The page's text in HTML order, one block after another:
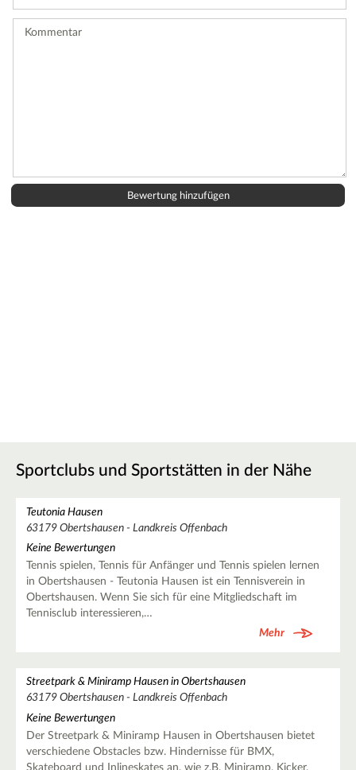
Sportclubs und Sportstätten in der Nähe
Teutonia Hausen
63179 Obertshausen - Landkreis Offenbach
Keine Bewertungen
Tennis spielen, Tennis für Anfänger und Tennis spielen lernen
in Obertshausen - Teutonia Hausen ist ein Tennisverein in
Obertshausen. Wenn Sie sich für eine Mitgliedschaft im
Tennisclub interessieren,…
Mehr
Streetpark & Miniramp Hausen in Obertshausen
63179 Obertshausen - Landkreis Offenbach
Keine Bewertungen
Der Streetpark & Miniramp Hausen in Obertshausen bietet
verschiedene Obstacles bzw. Hindernisse für BMX,
Skateboard und Inlineskates an, wie z.B. Miniramp, Kicker,